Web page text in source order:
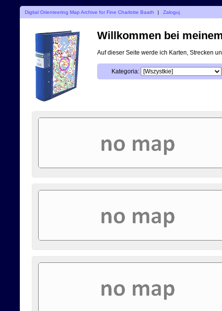
Digital Orienteering Map Archive for Fine Charlotte Baath | Zaloguj
Willkommen bei
Auf dieser Seite werde ich Karten, Strecken
Kategoria: